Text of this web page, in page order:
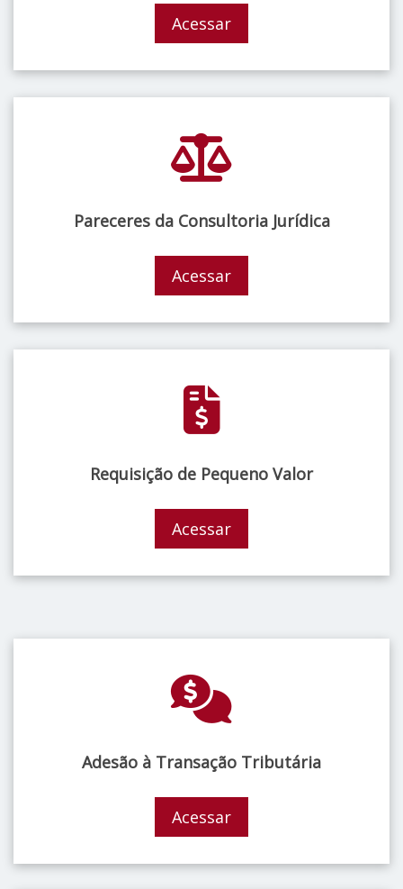
Acessar
Pareceres da Consultoria Jurídica
Acessar
Requisição de Pequeno Valor
Acessar
Adesão à Transação Tributária
Acessar